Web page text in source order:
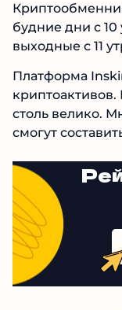
будние дни с 10
выходные с 11
Платформа
столь велико.
смогут